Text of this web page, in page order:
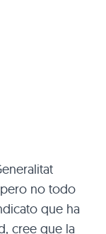
no todo
que ha
cree que la